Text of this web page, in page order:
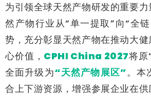
为引领全球天然产物研发的重要
然产物行业从“单一提取”向“全
势，充分彰显天然产物在推动大
心价值， CPHI China 2027将原
全面升级为“天然产物展区”。本
合上下游资源，增强参展企业在